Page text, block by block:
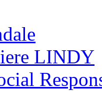
LINDY